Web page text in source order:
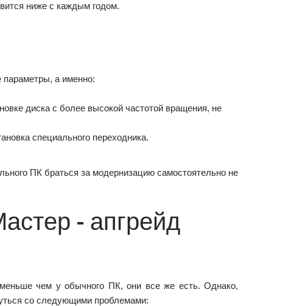
ниже с каждым годом.
параметры, а именно:
диска с более высокой частотой вращения, не
специального переходника.
ПК браться за модернизацию самостоятельно не
- апгрейд
чем у обычного ПК, они все же есть. Однако,
со следующими проблемами: